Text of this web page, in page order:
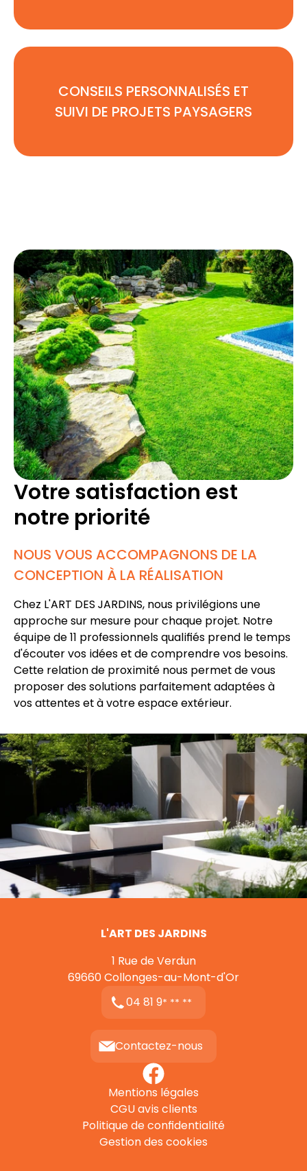
CONSEILS PERSONNALISÉS ET
SUIVI DE PROJETS PAYSAGERS
Votre satisfaction est
notre priorité
NOUS VOUS ACCOMPAGNONS DE LA
CONCEPTION À LA RÉALISATION
Chez L'ART DES JARDINS, nous privilégions une
approche sur mesure pour chaque projet. Notre
équipe de 11 professionnels qualifiés prend le temps
d'écouter vos idées et de comprendre vos besoins.
Cette relation de proximité nous permet de vous
proposer des solutions parfaitement adaptées à
vos attentes et à votre espace extérieur.
L'ART DES JARDINS
1 Rue de Verdun
69660 Collonges-au-Mont-d'Or
04 81 9* ** **
Contactez-nous
Mentions légales
CGU avis clients
Politique de confidentialité
Gestion des cookies